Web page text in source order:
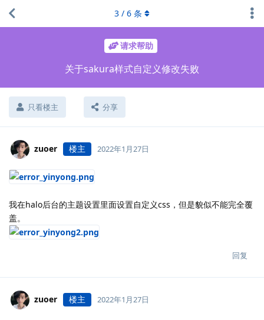
请求帮助
关于sakura样式自定义修改失败
只看楼主 分享
3 / 6 条
zuoer 楼主 2022年1月27日
我在halo后台的主题设置里面设置自定义css，但是貌似不能完全覆
盖。
回复
zuoer 楼主 2022年1月27日